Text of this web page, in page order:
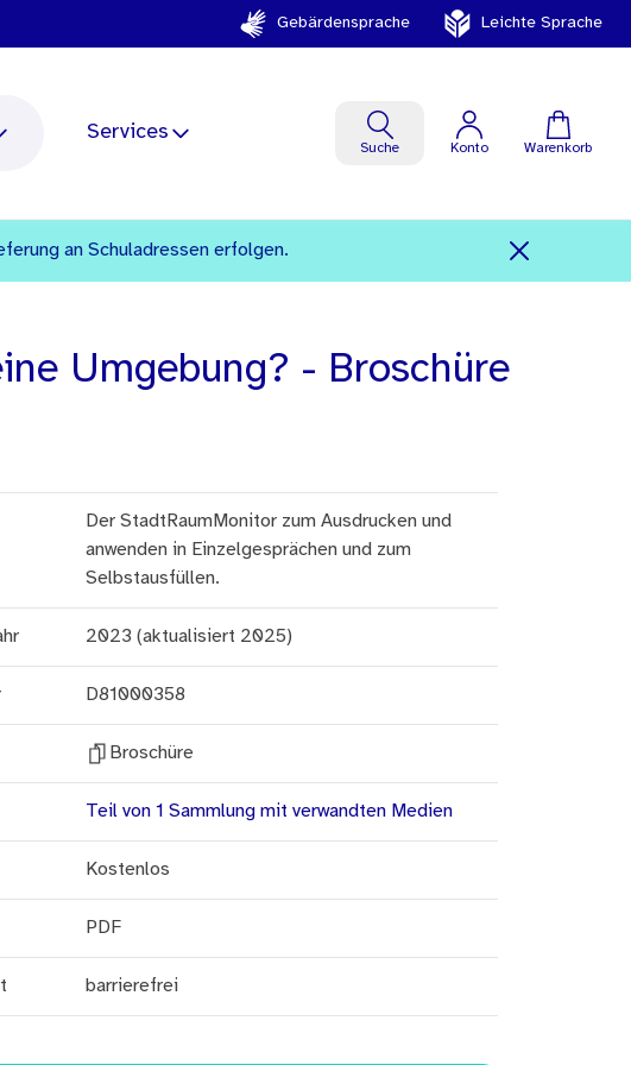
Gebärdensprache Leichte Sprache
Services
Suche Konto Warenkorb
an Schuladressen erfolgen.
Umgebung? - Broschüre
Der StadtRaumMonitor zum Ausdrucken und
anwenden in Einzelgesprächen und zum
Selbstausfüllen.
2023 (aktualisiert 2025)
D81000358
Broschüre
Teil von 1 Sammlung mit verwandten Medien
Kostenlos
PDF
barrierefrei